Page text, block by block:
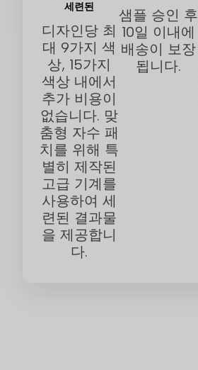
세련된
디자인당 최
대 9가지 색
상, 15가지
색상 내에서
추가 비용이
없습니다. 맞
춤형 자수 패
치를 위해 특
별히 제작된
고급 기계를
사용하여 세
련된 결과물
을 제공합니
다.
샘플 승인 후
10일 이내에
배송이 보장
됩니다.